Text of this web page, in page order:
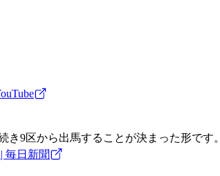
9区から出馬することが決まった形です。
毎日新聞